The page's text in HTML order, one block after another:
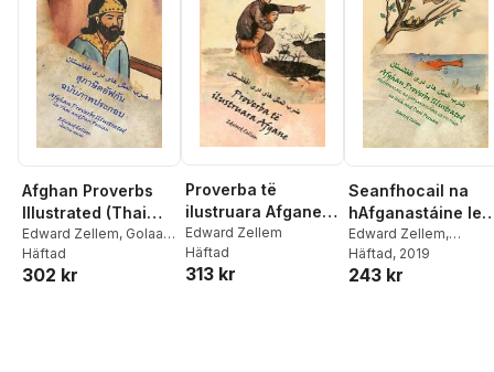
Afghan Proverbs
Illustrated (Thai
Edition): In Thai
and Dari Persian
Edward Zellem, Golaab
Jan
Häftad
302 kr
Proverba të
ilustruara Afgane:
Afghan Proverbs
Illustrated in
Albanian and Dari
Edward Zellem
Häftad
313 kr
Seanfhocail na
hAfganastáine le
Pictiúir (Irish-Dari
Edition)
Edward Zellem,
Fionnuala Carson
Williams
Häftad, 2019
243 kr